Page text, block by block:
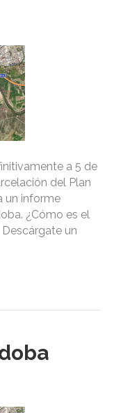
a 5 de
del Plan
un informe
¿Cómo es el
un